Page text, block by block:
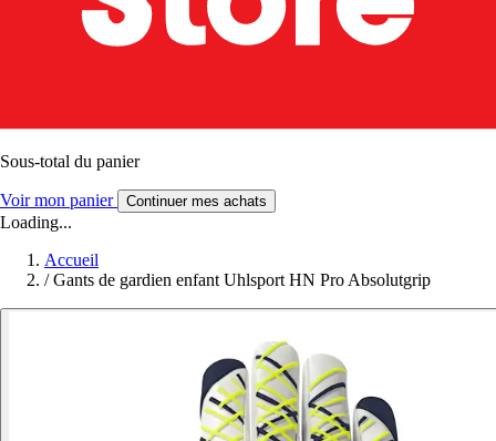
Sous-total du panier
Voir mon panier Continuer mes achats
Loading...
Accueil
/ Gants de gardien enfant Uhlsport HN Pro Absolutgrip